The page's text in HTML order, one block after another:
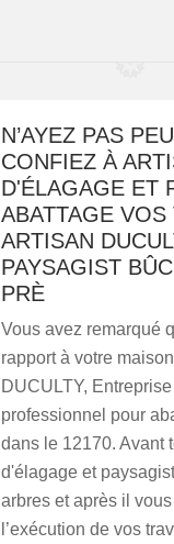
N’AYEZ PAS
CONFIEZ À
D'ÉLAGAGE ET
ABATTAGE
ARTISAN
PAYSAGIST
PRÈ
Vous avez remarqué
rapport à votre
DUCULTY,
professionnel pour
dans le 12170. Avant
d'élagage et
arbres et après il
l’exécution de vos